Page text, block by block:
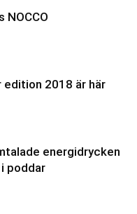
NOCCO
edition 2018 är här
energidrycken
poddar